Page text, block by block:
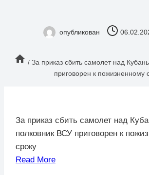
опубликован
/ За приказ сбить самолет над
приговорен к пожизненному
За приказ сбить самолет над
полковник ВСУ приговорен к
сроку
Read More